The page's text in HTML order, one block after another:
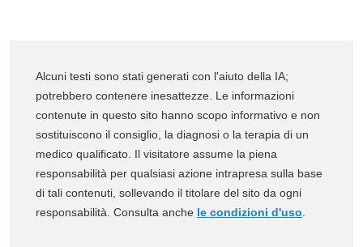
Alcuni testi sono stati generati con l'aiuto della IA;
potrebbero contenere inesattezze. Le informazioni
contenute in questo sito hanno scopo informativo e non
sostituiscono il consiglio, la diagnosi o la terapia di un
medico qualificato. Il visitatore assume la piena
responsabilità per qualsiasi azione intrapresa sulla base
di tali contenuti, sollevando il titolare del sito da ogni
responsabilità. Consulta anche le condizioni d'uso